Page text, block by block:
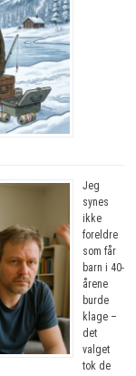
Jeg
synes
ikke
foreldre
som får
barn i 40-
årene
burde
klage –
det
valget
tok de